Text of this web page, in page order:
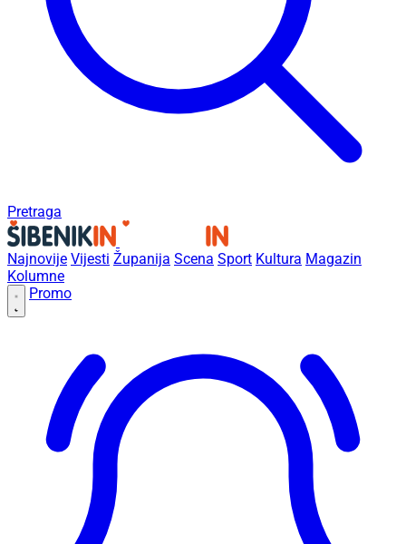
Pretraga
Najnovije Vijesti Županija Scena Sport Kultura Magazin
Kolumne
Promo